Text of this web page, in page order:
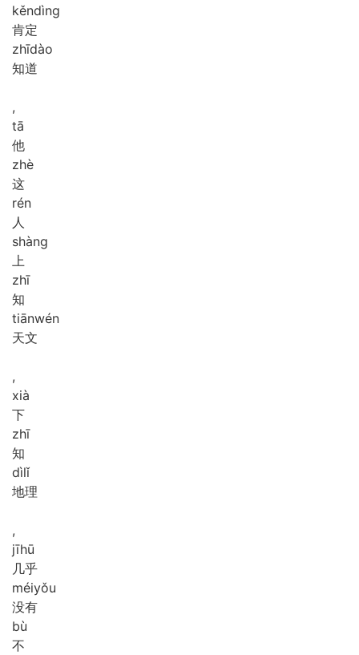
kěndìng
肯定
zhīdào
知道
,
tā
他
zhè
这
rén
人
shàng
上
zhī
知
tiānwén
天文
,
xià
下
zhī
知
dìlǐ
地理
,
jīhū
几乎
méiyǒu
没有
bù
不